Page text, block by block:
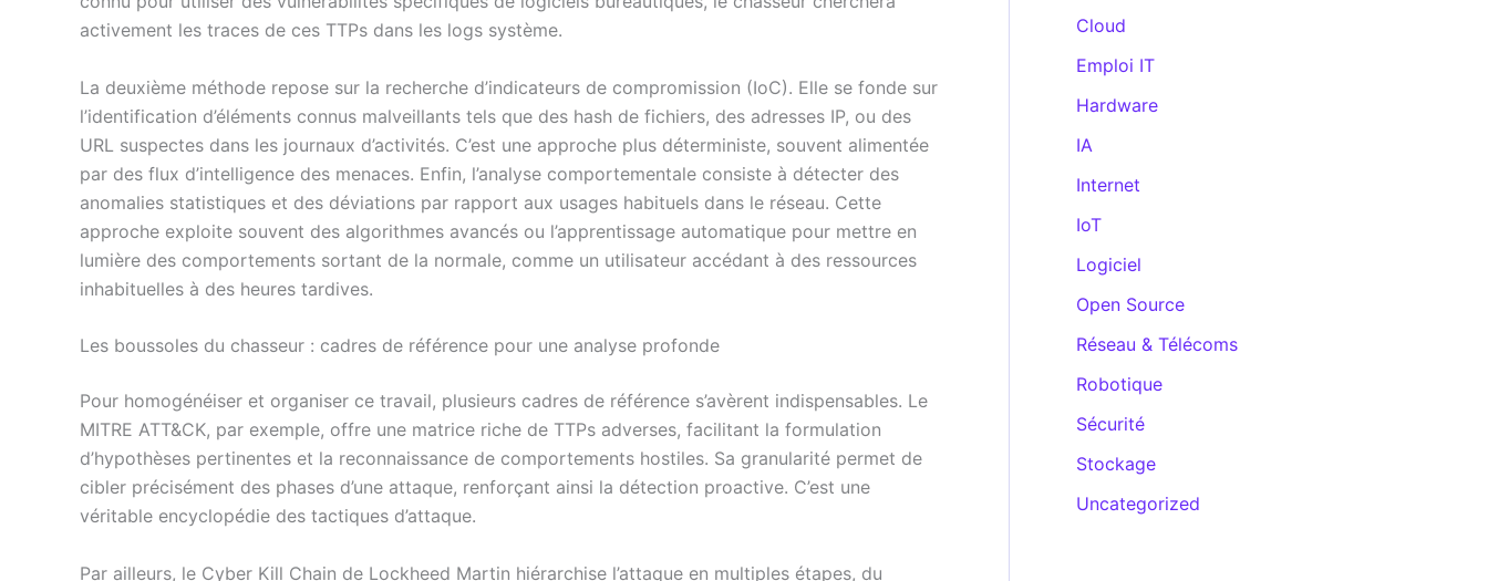
activement les traces de ces TTPs dans les logs système.
La deuxième méthode repose sur la recherche d’indicateurs de compromission (IoC). Elle se fonde sur
l’identification d’éléments connus malveillants tels que des hash de fichiers, des adresses IP, ou des
URL suspectes dans les journaux d’activités. C’est une approche plus déterministe, souvent alimentée
par des flux d’intelligence des menaces. Enfin, l’analyse comportementale consiste à détecter des
anomalies statistiques et des déviations par rapport aux usages habituels dans le réseau. Cette
approche exploite souvent des algorithmes avancés ou l’apprentissage automatique pour mettre en
lumière des comportements sortant de la normale, comme un utilisateur accédant à des ressources
inhabituelles à des heures tardives.
Les boussoles du chasseur : cadres de référence pour une analyse profonde
Pour homogénéiser et organiser ce travail, plusieurs cadres de référence s’avèrent indispensables. Le
MITRE ATT&CK, par exemple, offre une matrice riche de TTPs adverses, facilitant la formulation
d’hypothèses pertinentes et la reconnaissance de comportements hostiles. Sa granularité permet de
cibler précisément des phases d’une attaque, renforçant ainsi la détection proactive. C’est une
véritable encyclopédie des tactiques d’attaque.
Par ailleurs, le Cyber Kill Chain de Lockheed Martin hiérarchise l’attaque en multiples étapes, du
Cloud
Emploi IT
Hardware
IA
Internet
IoT
Logiciel
Open Source
Réseau & Télécoms
Robotique
Sécurité
Stockage
Uncategorized